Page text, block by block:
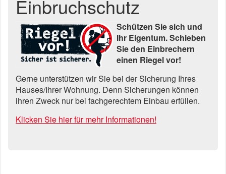
Einbruchschutz
Schützen Sie sich und
Ihr Eigentum. Schieben
Sie den Einbrechern
einen Riegel vor!
Gerne unterstützen wir Sie bei der Sicherung Ihres
Hauses/Ihrer Wohnung. Denn Sicherungen können
ihren Zweck nur bei fachgerechtem Einbau erfüllen.
Klicken Sie hier für mehr Informationen!